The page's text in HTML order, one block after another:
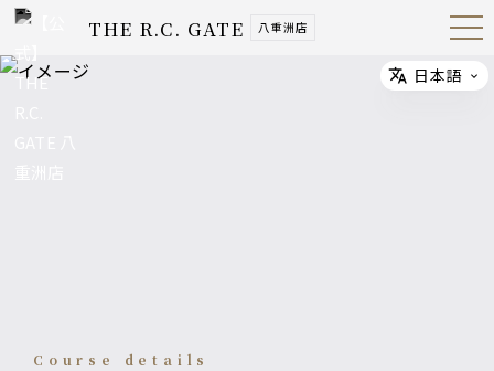
THE R.C. GATE 八重洲店 Open
Navig
course details
Select
日本語